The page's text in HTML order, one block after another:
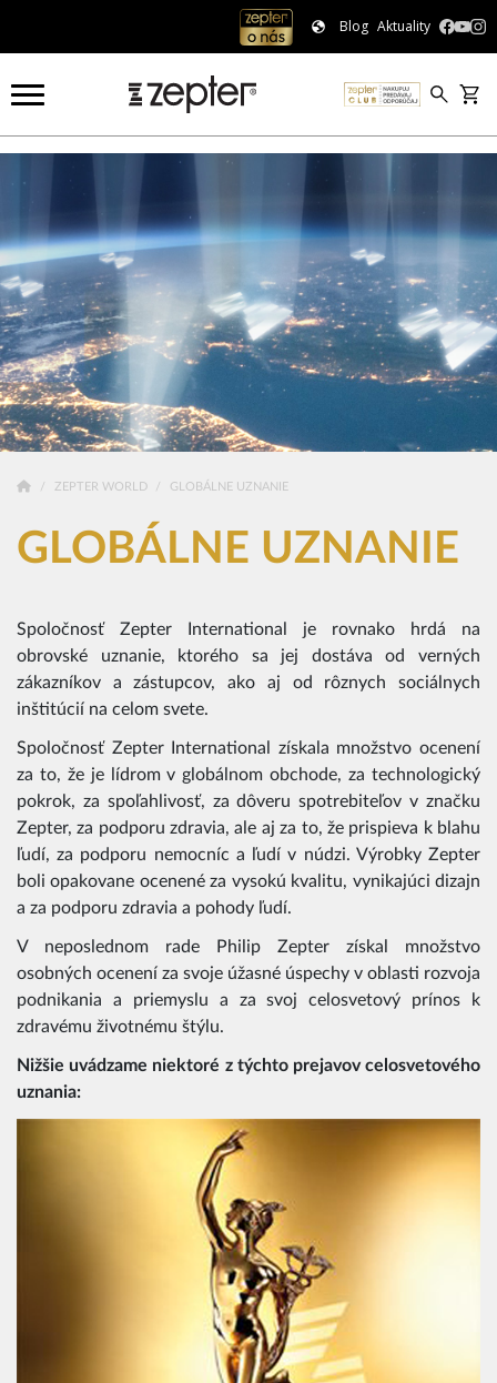
Blog Aktuality
O spoločnosti Zepter
ZEPTER WORLD GLOBÁLNE UZNANIE
GLOBÁLNE UZNANIE
Spoločnosť Zepter International je rovnako hrdá na
obrovské uznanie, ktorého sa jej dostáva od verných
zákazníkov a zástupcov, ako aj od rôznych sociálnych
inštitúcií na celom svete.
Spoločnosť Zepter International získala množstvo ocenení
za to, že je lídrom v globálnom obchode, za technologický
pokrok, za spoľahlivosť, za dôveru spotrebiteľov v značku
Zepter, za podporu zdravia, ale aj za to, že prispieva k blahu
ľudí, za podporu nemocníc a ľudí v núdzi. Výrobky Zepter
boli opakovane ocenené za vysokú kvalitu, vynikajúci dizajn
a za podporu zdravia a pohody ľudí.
V neposlednom rade Philip Zepter získal množstvo
osobných ocenení za svoje úžasné úspechy v oblasti rozvoja
podnikania a priemyslu a za svoj celosvetový prínos k
zdravému životnému štýlu.
Nižšie uvádzame niektoré z týchto prejavov celosvetového
uznania: